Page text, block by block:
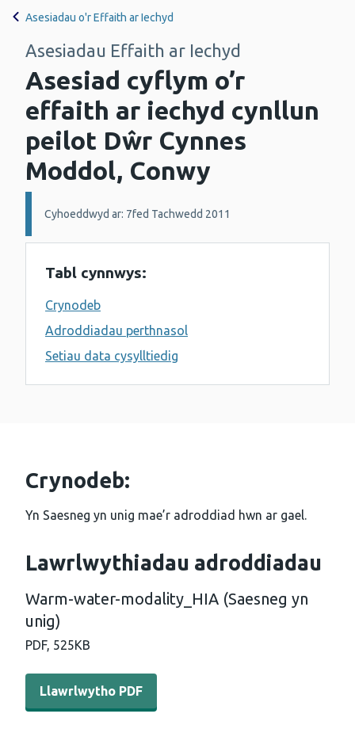
Asesiadau o'r Effaith ar Iechyd
Asesiadau Effaith ar Iechyd
Asesiad cyflym o’r
effaith ar iechyd cynllun
peilot Dŵr Cynnes
Moddol, Conwy
Manylion:
Cyhoeddwyd ar: 7fed Tachwedd 2011
Tabl cynnwys:
Crynodeb
Adroddiadau perthnasol
Setiau data cysylltiedig
Crynodeb:
Yn Saesneg yn unig mae’r adroddiad hwn ar gael.
Lawrlwythiadau adroddiadau
Warm-water-modality_HIA (Saesneg yn
unig)
PDF, 525KB
Llawrlwytho PDF - Warm-water-modality_HIA (Saesneg
Llawrlwytho PDF